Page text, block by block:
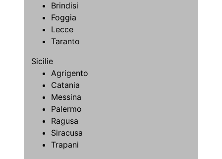
Brindisi
Foggia
Lecce
Taranto
Sicilie
Agrigento
Catania
Messina
Palermo
Ragusa
Siracusa
Trapani